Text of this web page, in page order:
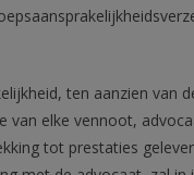
ten aanzien van
van elke vennoot,
tot prestaties